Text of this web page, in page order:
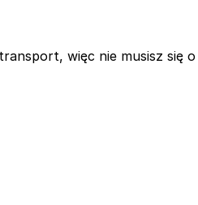
więc nie musisz się